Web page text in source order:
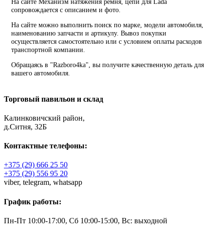
сопровождается с описанием и фото.
На сайте можно выполнить поиск по марке, модели автомобиля,
наименованию запчасти и артикулу. Вывоз покупки
осуществляется самостоятельно или с условием оплаты расходов
транспортной компании.
Обращаясь в "Razboro4ka", вы получите качественную деталь для
вашего автомобиля.
Торговый павильон и склад
Калинковичский район,
д.Ситня, 32Б
Контактные телефоны:
+375 (29) 666 25 50
+375 (29) 556 95 20
viber, telegram, whatsapp
График работы:
Пн-Пт 10:00-17:00, Сб 10:00-15:00, Вс: выходной